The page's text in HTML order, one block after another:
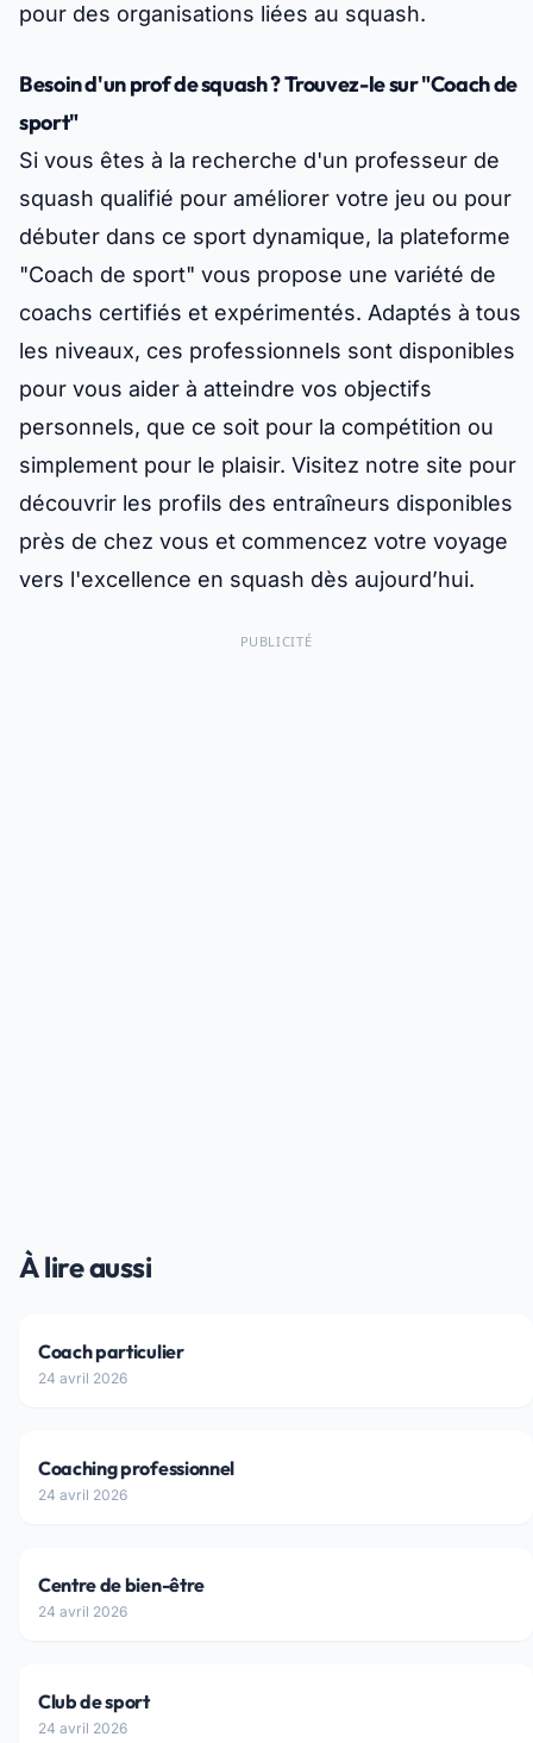
pour des organisations liées au squash.
Besoin d'un prof de squash ? Trouvez-le sur "Coach de
sport"
Si vous êtes à la recherche d'un professeur de
squash qualifié pour améliorer votre jeu ou pour
débuter dans ce sport dynamique, la plateforme
"Coach de sport" vous propose une variété de
coachs certifiés et expérimentés. Adaptés à tous
les niveaux, ces professionnels sont disponibles
pour vous aider à atteindre vos objectifs
personnels, que ce soit pour la compétition ou
simplement pour le plaisir. Visitez notre site pour
découvrir les profils des entraîneurs disponibles
près de chez vous et commencez votre voyage
vers l'excellence en squash dès aujourd’hui.
PUBLICITÉ
À lire aussi
Coach particulier
24 avril 2026
Coaching professionnel
24 avril 2026
Centre de bien-être
24 avril 2026
Club de sport
24 avril 2026